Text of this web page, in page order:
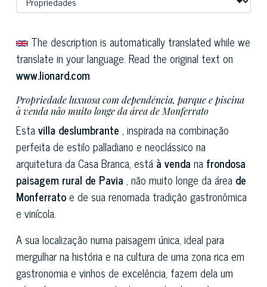
The description is automatically translated while we
translate in your language. Read the original text on
www.lionard.com
Propriedade luxuosa com dependência, parque e piscina
à venda não muito longe da área de Monferrato
Estavilla deslumbrante , inspirada na combinação
perfeita de estilo palladiano e neoclássico na
arquitetura da Casa Branca, está à venda na frondosa
paisagem rural de Pavia , não muito longe da área de
Monferratoe de sua renomada tradição gastronômica
e vinícola.
A sua localização numa paisagem única, ideal para
mergulhar na história e na cultura de uma zona rica em
gastronomia e vinhos de excelência, fazem dela um